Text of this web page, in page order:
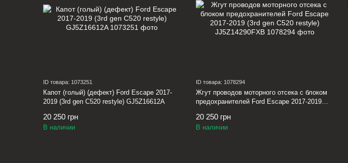
ID товара: 1073251
Капот (голый) (дефект) Ford Escape 2017-
2019 (3rd gen C520 restyle) GJ5Z16612A
20 250 грн
В наличии
ID товара: 1078294
Жгут проводов моторного отсека с блоком
предохранителей Ford Escape 2017-2019
20 250 грн
В наличии